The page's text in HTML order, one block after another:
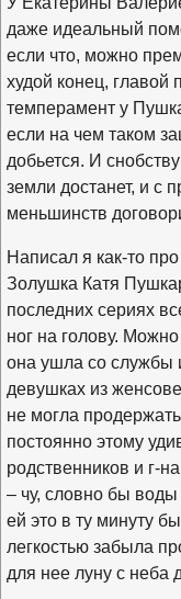
даже идеальный
если что, можно
худой конец, главой
темперамент у
если на чем таком
добьется. И
земли достанет, и с
меньшинств
Написал я как-то
Золушка Катя
последних сериях
ног на голову.
она ушла со службы
девушках из
не могла
постоянно этому
родственников и г-
– чу, словно бы
ей это в ту минуту
легкостью забыла
для нее луну с неба